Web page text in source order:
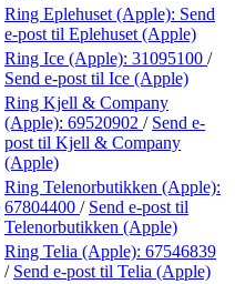
Ring Eplehuset (Apple): Send
e-post til Eplehuset (Apple)
Ring Ice (Apple): 31095100 /
Send e-post til Ice (Apple)
Ring Kjell & Company
(Apple): 69520902 / Send e-
post til Kjell & Company
(Apple)
Ring Telenorbutikken (Apple):
67804400 / Send e-post til
Telenorbutikken (Apple)
Ring Telia (Apple): 67546839
/ Send e-post til Telia (Apple)